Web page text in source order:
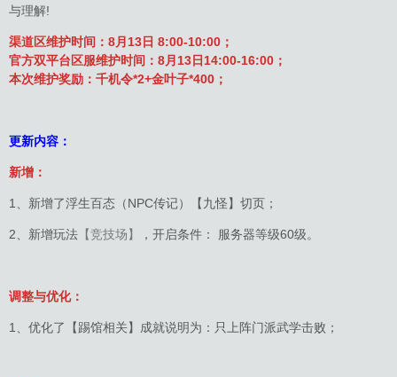
与理解!
渠道区维护时间：8月13日 8:00-10:00；
官方双平台区服维护时间：8月13日14:00-16:00；
本次维护奖励：千机令*2+金叶子*400；
更新内容：
新增：
1、新增了浮生百态（NPC传记）【九怪】切页；
2、新增玩法 【竞技场】 ，开启条件： 服务器等级60级。
调整与优化：
1、优化了【踢馆相关】成就说明为：只上阵门派武学击败；